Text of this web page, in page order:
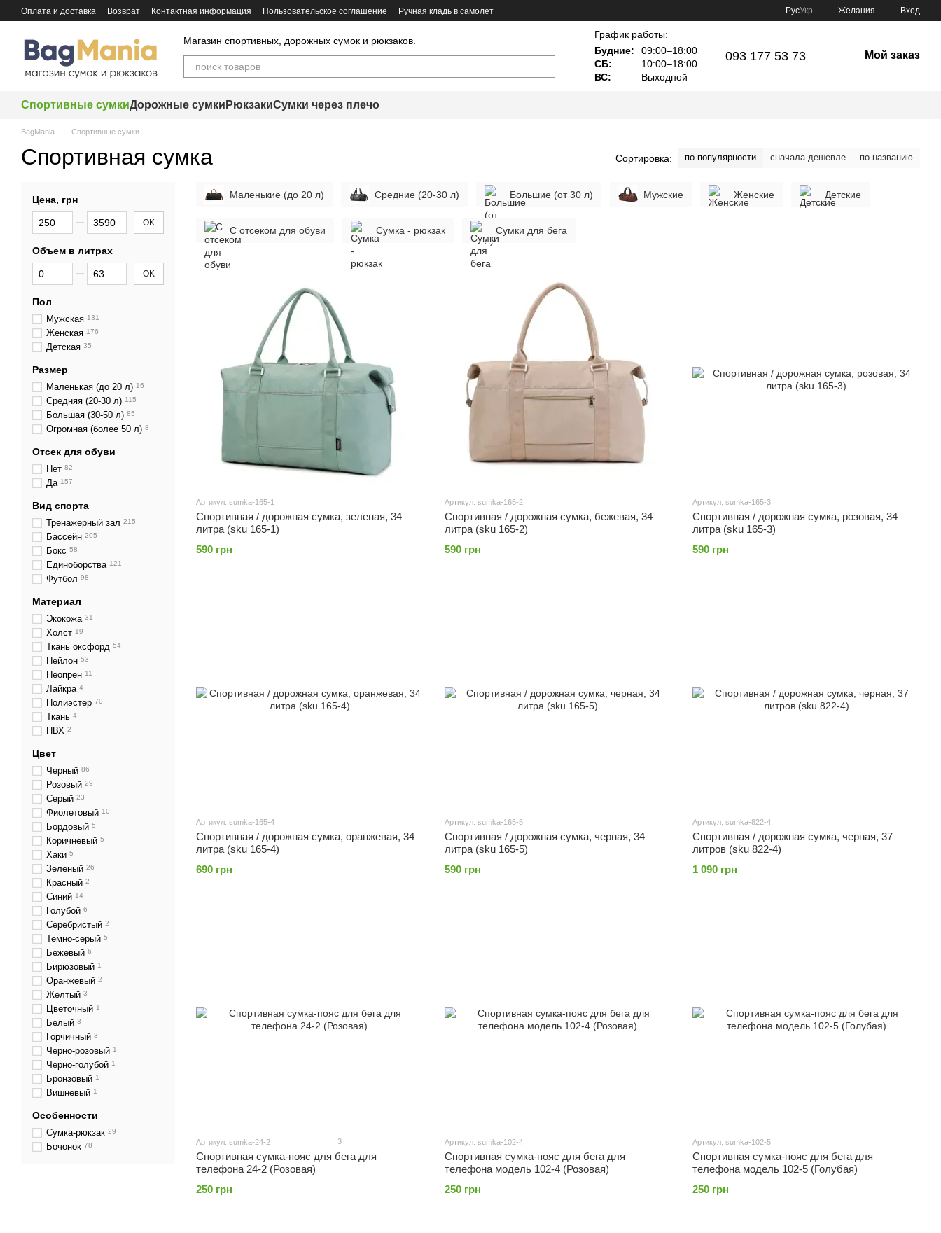
Перейти к основному контенту
Оплата и доставка Возврат Контактная информация Пользовательское соглашение Ручная кладь в самолет РусУкр Желания Вход
Магазин спортивных, дорожных сумок и рюкзаков.
График работы:
Будние:
09:00–18:00
СБ:
10:00–18:00
ВС:
Выходной
093 177 53 73 Мой заказ
Спортивные сумкиДорожные сумки РюкзакиСумки через плечо
BagMania Спортивные сумки
Спортивная сумка Сортировка: по популярности сначала дешевле по названию
Маленькие (до 20 л) Средние (20-30 л) Большие (от 30 л) Мужские Женские Детские
С отсеком для обуви Сумка - рюкзак Сумки для бега
Артикул: sumka-165-1
Спортивная / дорожная сумка, зеленая, 34
литра (sku 165-1)
590 грн
Артикул: sumka-165-2
Спортивная / дорожная сумка, бежевая, 34
литра (sku 165-2)
590 грн
Артикул: sumka-165-3
Спортивная / дорожная сумка, розовая, 34
литра (sku 165-3)
590 грн
Артикул: sumka-165-4
Спортивная / дорожная сумка, оранжевая, 34
литра (sku 165-4)
690 грн
Артикул: sumka-165-5
Спортивная / дорожная сумка, черная, 34
литра (sku 165-5)
590 грн
Артикул: sumka-822-4
Спортивная / дорожная сумка, черная, 37
литров (sku 822-4)
1 090 грн
Артикул: sumka-24-2 3
Спортивная сумка-пояс для бега для
телефона 24-2 (Розовая)
250 грн
Артикул: sumka-102-4
Спортивная сумка-пояс для бега для
телефона модель 102-4 (Розовая)
250 грн
Артикул: sumka-102-5
Спортивная сумка-пояс для бега для
телефона модель 102-5 (Голубая)
250 грн
Цена, грн
От Цена, грн
До Цена, грн OK
Объем в литрах
От Объем в литрах
До Объем в литрах OK
Пол
Мужская 131
Женская 176
Детская 35
Размер
Маленькая (до 20 л) 16
Средняя (20-30 л) 115
Большая (30-50 л) 85
Огромная (более 50 л) 8
Отсек для обуви
Нет 82
Да 157
Вид спорта
Тренажерный зал 215
Бассейн 205
Бокс 58
Единоборства 121
Футбол 98
Материал
Экокожа 31
Холст 19
Ткань оксфорд 54
Нейлон 53
Неопрен 11
Лайкра 4
Полиэстер 70
Ткань 4
ПВХ 2
Цвет
Черный 86
Розовый 29
Серый 23
Фиолетовый 10
Бордовый 5
Коричневый 5
Хаки 5
Зеленый 26
Красный 2
Синий 14
Голубой 6
Серебристый 2
Темно-серый 5
Бежевый 6
Бирюзовый 1
Оранжевый 2
Желтый 3
Цветочный 1
Белый 3
Горчичный 3
Черно-розовый 1
Черно-голубой 1
Бронзовый 1
Вишневый 1
Особенности
Сумка-рюкзак 29
Бочонок 78